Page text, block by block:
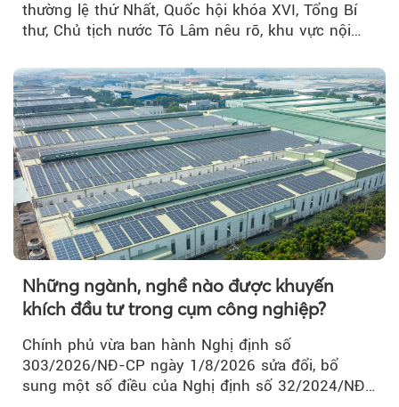
thường lệ thứ Nhất, Quốc hội khóa XVI, Tổng Bí
thư, Chủ tịch nước Tô Lâm nêu rõ, khu vực nội
Những ngành, nghề nào được khuyến
khích đầu tư trong cụm công nghiệp?
Chính phủ vừa ban hành Nghị định số
303/2026/NĐ-CP ngày 1/8/2026 sửa đổi, bổ
sung một số điều của Nghị định số 32/2024/NĐ-